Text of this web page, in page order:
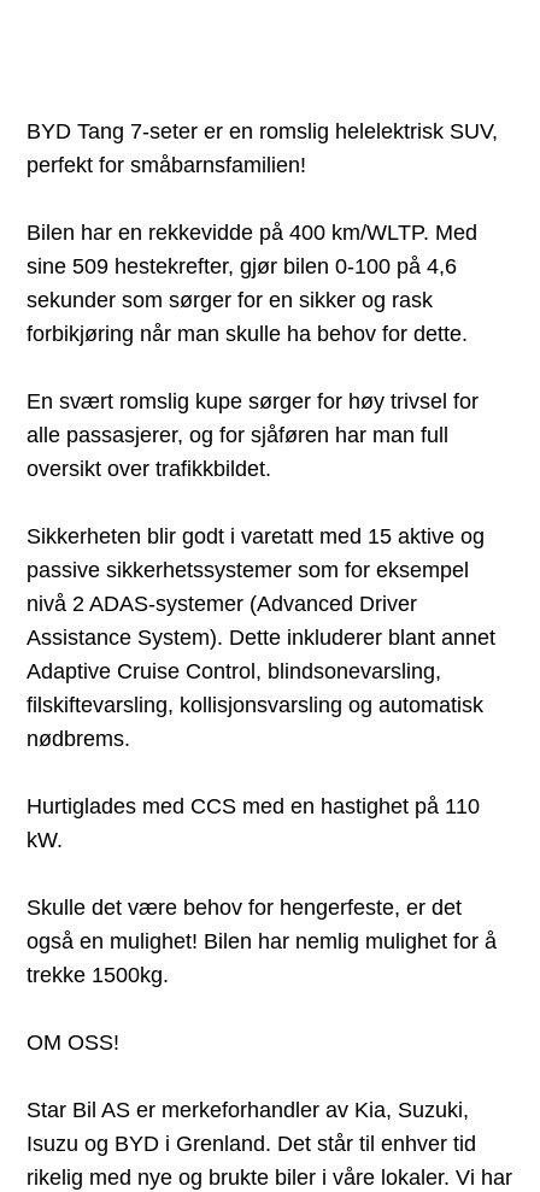
BYD Tang 7-seter er en romslig helelektrisk SUV,
perfekt for småbarnsfamilien!
Bilen har en rekkevidde på 400 km/WLTP. Med
sine 509 hestekrefter, gjør bilen 0-100 på 4,6
sekunder som sørger for en sikker og rask
forbikjøring når man skulle ha behov for dette.
En svært romslig kupe sørger for høy trivsel for
alle passasjerer, og for sjåføren har man full
oversikt over trafikkbildet.
Sikkerheten blir godt i varetatt med 15 aktive og
passive sikkerhetssystemer som for eksempel
nivå 2 ADAS-systemer (Advanced Driver
Assistance System). Dette inkluderer blant annet
Adaptive Cruise Control, blindsonevarsling,
filskiftevarsling, kollisjonsvarsling og automatisk
nødbrems.
Hurtiglades med CCS med en hastighet på 110
kW.
Skulle det være behov for hengerfeste, er det
også en mulighet! Bilen har nemlig mulighet for å
trekke 1500kg.
OM OSS!
Star Bil AS er merkeforhandler av Kia, Suzuki,
Isuzu og BYD i Grenland. Det står til enhver tid
rikelig med nye og brukte biler i våre lokaler. Vi har